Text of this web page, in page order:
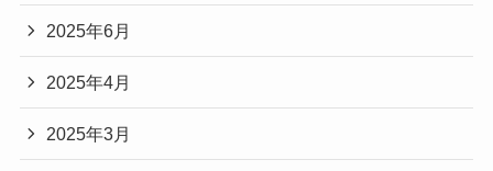
2025年6月
2025年4月
2025年3月